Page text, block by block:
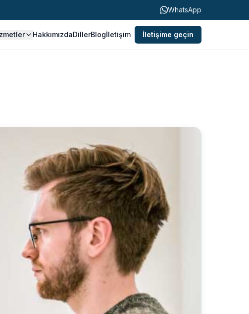
WhatsApp
HakkımızdaDillerBlogİletişim İletişime geçin